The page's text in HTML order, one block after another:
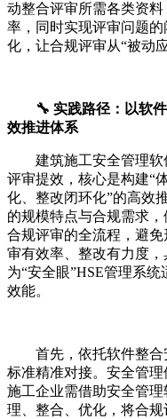
动整合评审所需各类资
率，同时实现评审问题
化，让合规评审从“被动
🔧 实践路径：以软
效推进体系
建筑施工安全管理
评审提效，核心是构建“
化、整改闭环化”的高效
的规模特点与合规需求
合规评审的全流程，避
审有效率、整改有力度
为“安全眼”HSE管理系
效能。
首先，依托软件整
标准精准对接。安全管
施工企业需借助安全管
理、整合、优化，将合